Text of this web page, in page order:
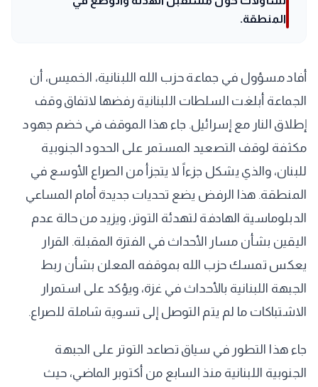
المنطقة.
أفاد مسؤول في جماعة حزب الله اللبنانية، الخميس، أن
الجماعة أبلغت السلطات اللبنانية رفضها لاتفاق وقف
إطلاق النار مع إسرائيل. جاء هذا الموقف في خضم جهود
مكثفة لوقف التصعيد المستمر على الحدود الجنوبية
للبنان، والذي يشكل جزءاً لا يتجزأ من الصراع الأوسع في
المنطقة. هذا الرفض يضع تحديات جديدة أمام المساعي
الدبلوماسية الهادفة لتهدئة التوتر، ويزيد من حالة عدم
اليقين بشأن مسار الأحداث في الفترة المقبلة. القرار
يعكس تمسك حزب الله بموقفه المعلن بشأن ربط
الجبهة اللبنانية بالأحداث في غزة، ويؤكد على استمرار
الاشتباكات ما لم يتم التوصل إلى تسوية شاملة للصراع.
جاء هذا التطور في سياق تصاعد التوتر على الجبهة
الجنوبية اللبنانية منذ السابع من أكتوبر الماضي، حيث